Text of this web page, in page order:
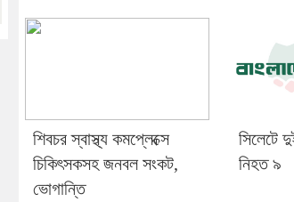
শিবচর স্বাস্থ্য কমপ্লেক্সে
চিকিৎসকসহ জনবল সংকট,
ভোগান্তি
সিলেটে
নিহত ৯